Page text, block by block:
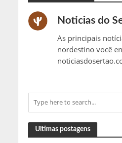
Noticias do
As principais
nordestino você
Ultimas postagens